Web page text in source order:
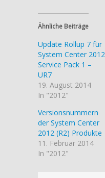
Ähnliche Beiträge
Update Rollup 7 für
System Center 2012
Service Pack 1 –
UR7
19. August 2014
In "2012"
Versionsnummern
der System Center
2012 (R2) Produkte
11. Februar 2014
In "2012"